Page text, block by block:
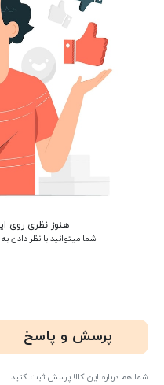
هنوز نظری روی
شما میتوانید با نظر دادن
پرسش و پاسخ
شما هم درباره این کالا پرسش ثبت کنید